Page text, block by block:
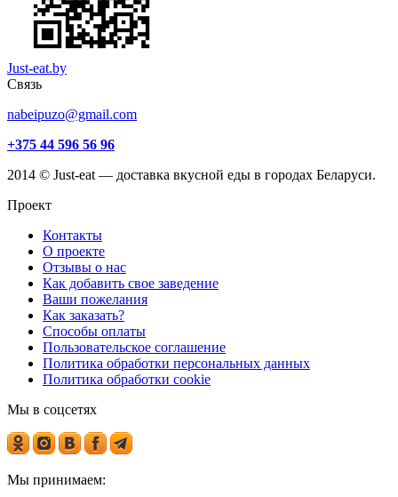
Just-eat.by
Связь
nabeipuzo@gmail.com
+375 44 596 56 96
2014 © Just-eat — доставка вкусной еды в городах Беларуси.
Проект
Контакты
О проекте
Отзывы о нас
Как добавить свое заведение
Ваши пожелания
Как заказать?
Способы оплаты
Пользовательское соглашение
Политика обработки персональных данных
Политика обработки cookie
Мы в соцсетях
Мы принимаем: